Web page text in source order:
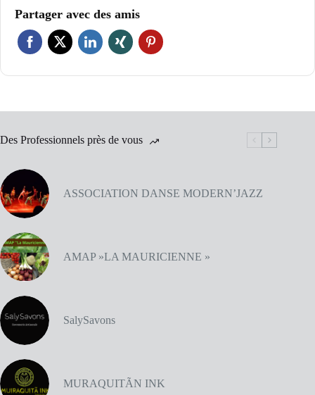
Partager avec des amis
Des Professionnels près de vous
ASSOCIATION DANSE MODERN’JAZZ
AMAP »LA MAURICIENNE »
SalySavons
MURAQUITÃN INK